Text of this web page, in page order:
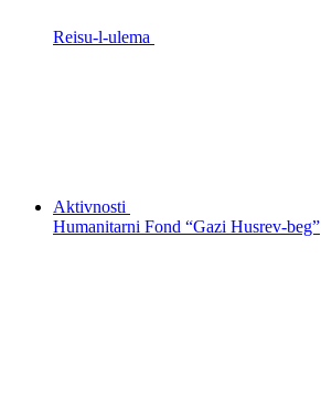
Reisu-l-ulema
Aktivnosti
Humanitarni Fond “Gazi Husrev-beg”